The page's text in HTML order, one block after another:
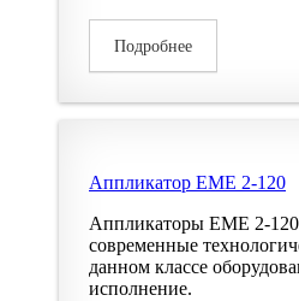
Подробнее
Аппликатор EME 2-120
Аппликаторы EME 2-120
современные
данном классе
исполнение.